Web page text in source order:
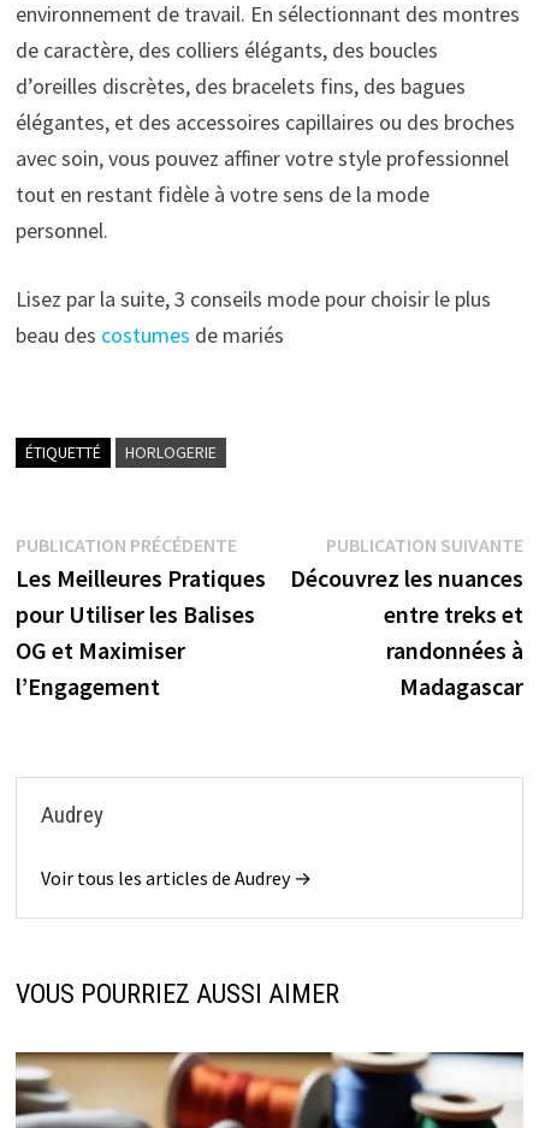
environnement de travail. En sélectionnant des montres
de caractère, des colliers élégants, des boucles
d’oreilles discrètes, des bracelets fins, des bagues
élégantes, et des accessoires capillaires ou des broches
avec soin, vous pouvez affiner votre style professionnel
tout en restant fidèle à votre sens de la mode
personnel.
Lisez par la suite, 3 conseils mode pour choisir le plus
beau des costumes de mariés
ÉTIQUETTÉ HORLOGERIE
Navigation
de
l’article
PUBLICATION PRÉCÉDENTEPublication
précédente :
Les Meilleures Pratiques
pour Utiliser les Balises
OG et Maximiser
l’Engagement
PUBLICATION SUIVANTE
Découvrez les nuances
entre treks et
randonnées à
Madagascar
Audrey
Voir tous les articles de Audrey →
VOUS POURRIEZ AUSSI AIMER